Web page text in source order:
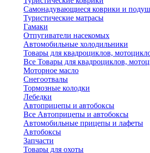
Самонадувающиеся коврики и
Туристические матрасы
Гамаки
Отпугиватели насекомых
Автомобильные холодильники
Товары для квадроциклов,
Все Товары для квадроциклов,
Моторное масло
Снегоотвалы
Тормозные колодки
Лебедки
Автоприцепы и автобоксы
Все Автоприцепы и автобоксы
Автомобильные прицепы и лафеты
Автобоксы
Запчасти
Товары для охоты